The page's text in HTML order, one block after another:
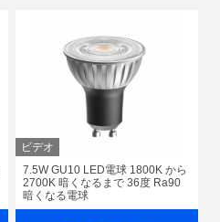
ビデオ
7.5W GU10 LED電球 1800K から
2700K 暗くなるまで 36度 Ra90
暗くなる電球